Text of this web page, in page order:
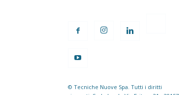
© Tecniche Nuove Spa. Tutti i diritti